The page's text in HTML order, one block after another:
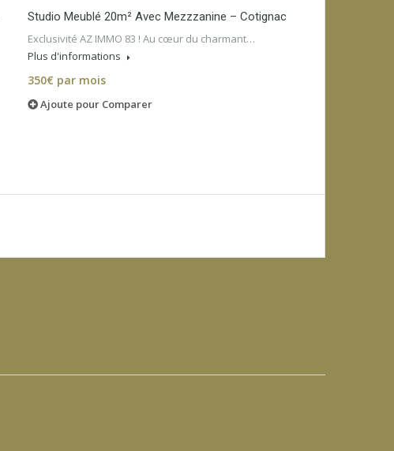
Studio Meublé 20m² Avec Mezzzanine – Cotignac
Exclusivité AZ IMMO 83 ! Au cœur du charmant…
Plus d'informations
350€ par mois
Ajoute pour Comparer